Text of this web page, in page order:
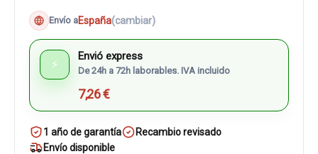
Envío aEspaña(cambiar)
⚡
Envió express
De 24h a 72h laborables. IVA incluido
7,26 €
1 año de garantía
Recambio revisado
Envío disponible